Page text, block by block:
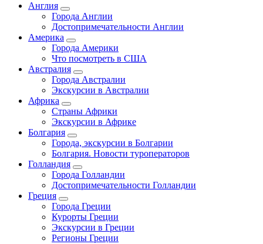
Англия
Города Англии
Достопримечательности Англии
Америка
Города Америки
Что посмотреть в США
Австралия
Города Австралии
Экскурсии в Австралии
Африка
Страны Африки
Экскурсии в Африке
Болгария
Города, экскурсии в Болгарии
Болгария. Новости туроператоров
Голландия
Города Голландии
Достопримечательности Голландии
Греция
Города Греции
Курорты Греции
Экскурсии в Греции
Регионы Греции